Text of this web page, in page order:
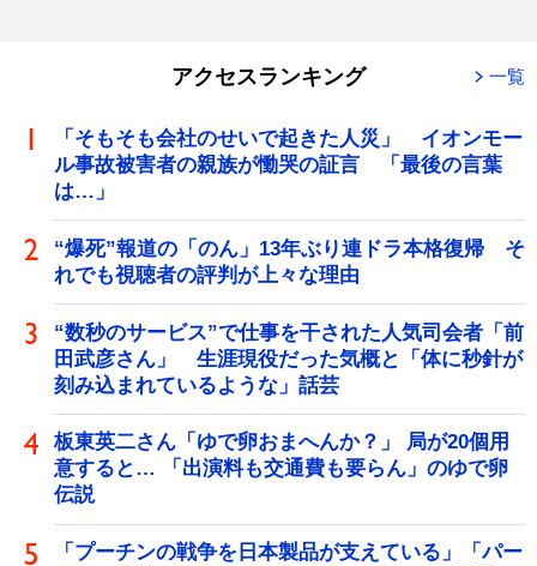
アクセスランキング 一覧
「そもそも会社のせいで起きた人災」 イオンモー
ル事故被害者の親族が慟哭の証言 「最後の言葉
は…」
“爆死”報道の「のん」13年ぶり連ドラ本格復帰 そ
れでも視聴者の評判が上々な理由
“数秒のサービス”で仕事を干された人気司会者「前
田武彦さん」 生涯現役だった気概と「体に秒針が
刻み込まれているような」話芸
板東英二さん「ゆで卵おまへんか？」 局が20個用
意すると… 「出演料も交通費も要らん」のゆで卵
伝説
「プーチンの戦争を日本製品が支えている」「パー